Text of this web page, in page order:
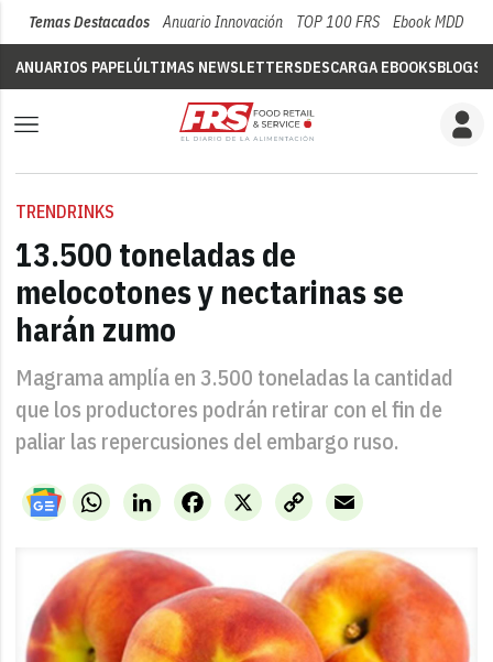
Temas Destacados Anuario Innovación TOP 100 FRS Ebook MDD
ANUARIOS PAPELÚLTIMAS NEWSLETTERSDESCARGA EBOOKSBLOGS
TRENDRINKS
13.500 toneladas de
melocotones y nectarinas se
harán zumo
Magrama amplía en 3.500 toneladas la cantidad
que los productores podrán retirar con el fin de
paliar las repercusiones del embargo ruso.
WhatsAppLinkedIn X
Facebook
Copy
Link
Email